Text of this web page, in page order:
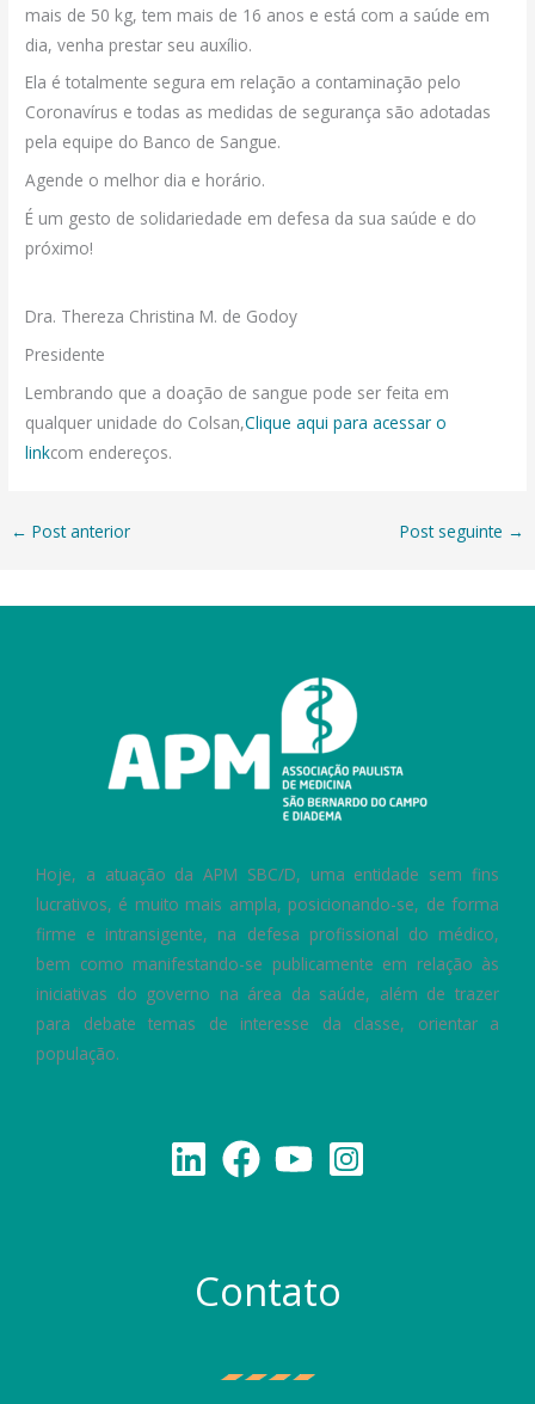
mais de 50 kg, tem mais de 16 anos e está com a saúde em
dia, venha prestar seu auxílio.
Ela é totalmente segura em relação a contaminação pelo
Coronavírus e todas as medidas de segurança são adotadas
pela equipe do Banco de Sangue.
Agende o melhor dia e horário.
É um gesto de solidariedade em defesa da sua saúde e do
próximo!
Dra. Thereza Christina M. de Godoy
Presidente
Lembrando que a doação de sangue pode ser feita em
qualquer unidade do Colsan,Clique aqui para acessar o
linkcom endereços.
← Post anterior Post seguinte →
Hoje, a atuação da APM SBC/D, uma entidade sem fins
lucrativos, é muito mais ampla, posicionando-se, de forma
firme e intransigente, na defesa profissional do médico,
bem como manifestando-se publicamente em relação às
iniciativas do governo na área da saúde, além de trazer
para debate temas de interesse da classe, orientar a
população.
Contato